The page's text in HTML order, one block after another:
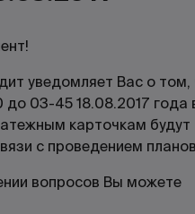
уведомляет Вас о том,
03-45 18.08.2017 года
карточкам будут
с проведением
вопросов Вы можете